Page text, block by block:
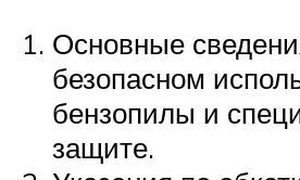
Основные
безопасном
бензопилы и
защите.